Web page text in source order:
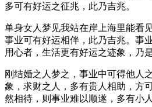
多可有好运之征兆，此乃吉兆。
单身女人梦见我站在岸上海里能看
事业可有好运相伴，此乃吉兆。事
用心者，生活更有好运之迹象，乃是
刚结婚之人梦之，事业中可得他人
象，求财之人，多有贵人相助，方
然相待，则事业难以顺遂，多有小人